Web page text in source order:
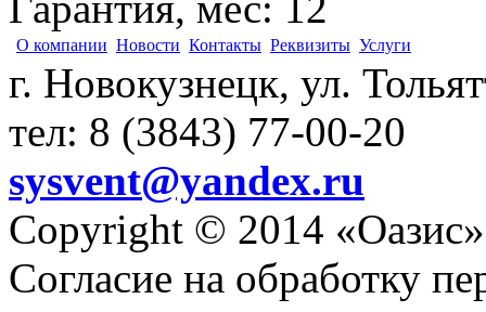
О компании Новости Контакты Реквизиты Услуги
г. Новокузнецк, ул.
тел: 8 (3843) 77-00-20
sysvent@yandex.ru
Copyright © 2014 «Оазис»
Согласие на обработку